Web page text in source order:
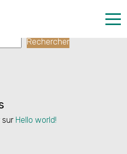
Maison de ville
Rechercher
sur Hello world!